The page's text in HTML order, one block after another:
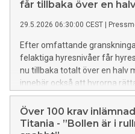
får tillbaka över en
29.5.2026 06:30:00 CEST |
Efter omfattande
felaktiga hyresnivåer får
nu tillbaka totalt över en halv
innebär också att hyrorna
regler införs vid framtida
Över 100 krav
Titania - ”Bollen är i